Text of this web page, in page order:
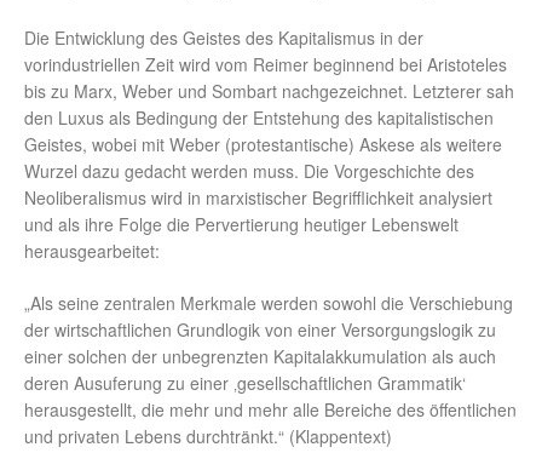
Die Entwicklung des Geistes des Kapitalismus in der
vorindustriellen Zeit wird vom Reimer beginnend bei Aristoteles
bis zu Marx, Weber und Sombart nachgezeichnet. Letzterer sah
den Luxus als Bedingung der Entstehung des kapitalistischen
Geistes, wobei mit Weber (protestantische) Askese als weitere
Wurzel dazu gedacht werden muss. Die Vorgeschichte des
Neoliberalismus wird in marxistischer Begrifflichkeit analysiert
und als ihre Folge die Pervertierung heutiger Lebenswelt
herausgearbeitet:
„Als seine zentralen Merkmale werden sowohl die Verschiebung
der wirtschaftlichen Grundlogik von einer Versorgungslogik zu
einer solchen der unbegrenzten Kapitalakkumulation als auch
deren Ausuferung zu einer ‚gesellschaftlichen Grammatik‘
herausgestellt, die mehr und mehr alle Bereiche des öffentlichen
und privaten Lebens durchtränkt.“ (Klappentext)